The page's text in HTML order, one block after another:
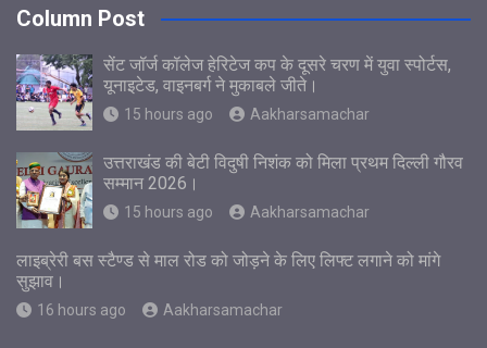
Column Post
सेंट जॉर्ज कॉलेज हेरिटेज कप के दूसरे चरण में युवा स्पोर्टस,
यूनाइटेड, वाइनबर्ग ने मुकाबले जीते।
15 hours ago Aakharsamachar
उत्तराखंड की बेटी विदुषी निशंक को मिला प्रथम दिल्ली गौरव
सम्मान 2026।
15 hours ago Aakharsamachar
लाइब्रेरी बस स्टैण्ड से माल रोड को जोड़ने के लिए लिफ्ट लगाने को मांगे
सुझाव।
16 hours ago Aakharsamachar